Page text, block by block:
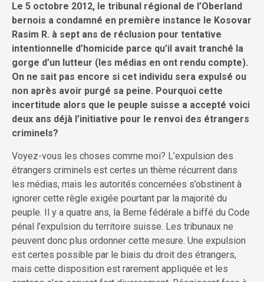
Le 5 octobre 2012, le tribunal régional de l’Oberland
bernois a condamné en première instance le Kosovar
Rasim R. à sept ans de réclusion pour tentative
intentionnelle d’homicide parce qu’il avait tranché la
gorge d’un lutteur (les médias en ont rendu compte).
On ne sait pas encore si cet individu sera expulsé ou
non après avoir purgé sa peine. Pourquoi cette
incertitude alors que le peuple suisse a accepté voici
deux ans déjà l’initiative pour le renvoi des étrangers
criminels?
Voyez-vous les choses comme moi? L’expulsion des
étrangers criminels est certes un thème récurrent dans
les médias, mais les autorités concernées s’obstinent à
ignorer cette règle exigée pourtant par la majorité du
peuple. Il y a quatre ans, la Berne fédérale a biffé du Code
pénal l’expulsion du territoire suisse. Les tribunaux ne
peuvent donc plus ordonner cette mesure. Une expulsion
est certes possible par le biais du droit des étrangers,
mais cette disposition est rarement appliquée et les